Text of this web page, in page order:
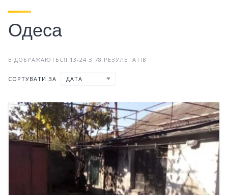
Одеса
ВІДОБРАЖАЮТЬСЯ 13-24 З 78 РЕЗУЛЬТАТІВ
СОРТУВАТИ ЗА ДАТА